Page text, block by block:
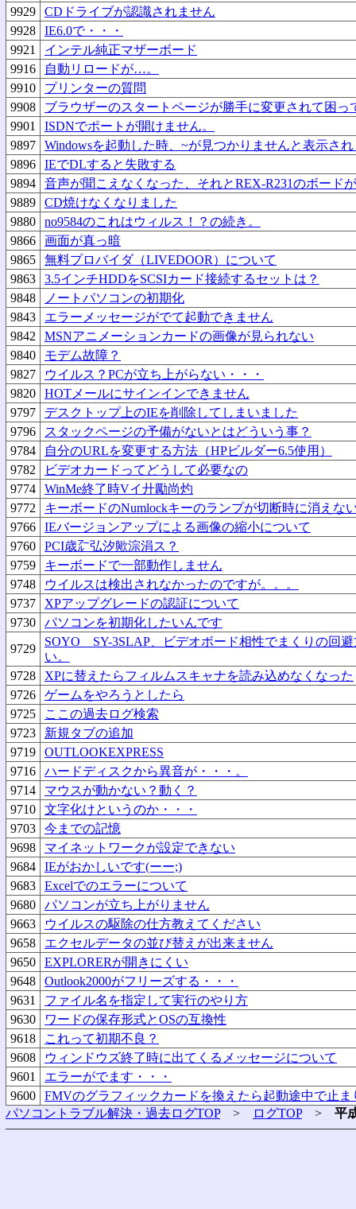
9929
CDドライブが認識されません
9928
IE6.0で・・・
9921
インテル純正マザーボード
9916
自動リロードが…。
9910
プリンターの質問
9908
ブラウザーのスタートページが勝手に変更されて困っ
9901
ISDNでポートが開けません。
9897
Windowsを起動した時、~が見つかりませんと表示さ
9896
IEでDLすると失敗する
9894
音声が聞こえなくなった、それとREX-R231のボード
9889
CD焼けなくなりました
9880
no9584のこれはウィルス！？の続き。
9866
画面が真っ暗
9865
無料プロバイダ（LIVEDOOR）について
9863
3.5インチHDDをSCSIカード接続するセットは？
9848
ノートパソコンの初期化
9843
エラーメッセージがでて起動できません
9842
MSNアニメーションカードの画像が見られない
9840
モデム故障？
9827
ウイルス？PCが立ち上がらない・・・
9820
HOTメールにサインインできません
9797
デスクトップ上のIEを削除してしまいました
9796
スタックページの予備がないとはどういう事？
9784
自分のURLを変更する方法（HPビルダー6.5使用）
9782
ビデオカードってどうして必要なの
9774
WinMe終了時Vイ廾勵尚灼
9772
キーボードのNumlockキーのランプが切断時に消えな
9766
IEバージョンアップによる画像の縮小について
9760
PCI歳㌃弘汐歟淙涓ス？
9759
キーボードで一部動作しません
9748
ウイルスは検出されなかったのですが。。。
9737
XPアップグレードの認証について
9730
パソコンを初期化したいんです
9729
SOYO SY-3SLAP、ビデオボード相性でまくりの回
い。
9728
XPに替えたらフィルムスキャナを読み込めなくなった
9726
ゲームをやろうとしたら
9725
ここの過去ログ検索
9723
新規タブの追加
9719
OUTLOOKEXPRESS
9716
ハードディスクから異音が・・・。
9714
マウスが動かない？動く？
9710
文字化けというのか・・・
9703
今までの記憶
9698
マイネットワークが設定できない
9684
IEがおかしいです(ーー;)
9683
Excelでのエラーについて
9680
パソコンが立ち上がりません
9663
ウイルスの駆除の仕方教えてください
9658
エクセルデータの並び替えが出来ません
9650
EXPLORERが開きにくい
9648
Outlook2000がフリーズする・・・
9631
ファイル名を指定して実行のやり方
9630
ワードの保存形式とOSの互換性
9618
これって初期不良？
9608
ウィンドウズ終了時に出てくるメッセージについて
9601
エラーがでます・・・
9600
FMVのグラフィックカードを換えたら起動途中で止ま
パソコントラブル解決・過去ログTOP> ログTOP> 平